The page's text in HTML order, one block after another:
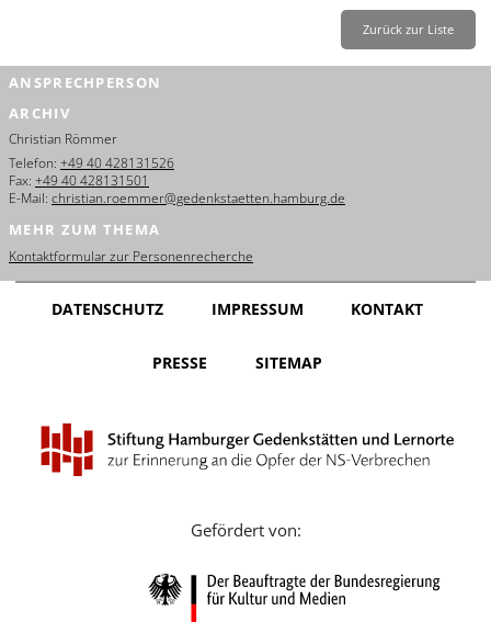
Français
Dansk
Español
Nederlands
Português
Русский
Leichte Sprache
Zurück zur Liste
ANSPRECHPERSON
ARCHIV
Christian Römmer
Telefon: +49 40 428131526
Fax: +49 40 428131501
E-Mail: christian.roemmer@gedenkstaetten.hamburg.de
MEHR ZUM THEMA
Kontaktformular zur Personenrecherche
DATENSCHUTZ IMPRESSUM KONTAKT
PRESSE SITEMAP
Gefördert von: